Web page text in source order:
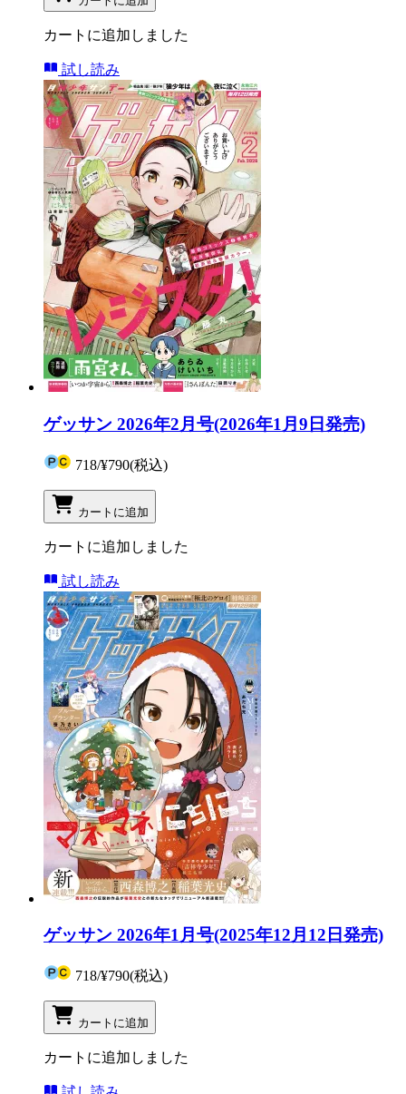
カートに追加しました
試し読み
ゲッサン 2026年2月号(2026年1月9日発売)
718/¥790(税込)
カートに追加
カートに追加しました
試し読み
ゲッサン 2026年1月号(2025年12月12日発売)
718/¥790(税込)
カートに追加
カートに追加しました